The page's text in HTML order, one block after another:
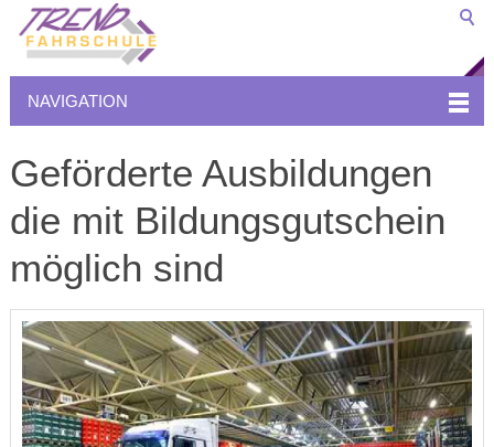
NAVIGATION
Geförderte Ausbildungen
die mit Bildungsgutschein
möglich sind